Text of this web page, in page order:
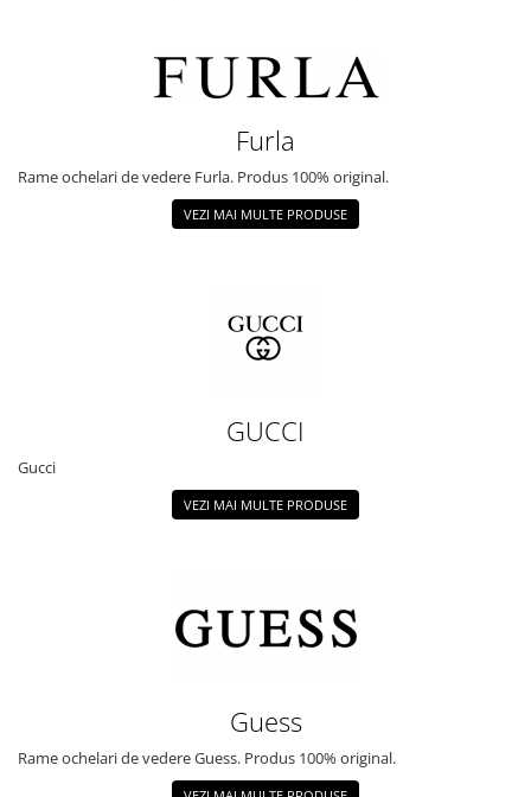
Furla
Rame ochelari de vedere Furla. Produs 100% original.
VEZI MAI MULTE PRODUSE
GUCCI
Gucci
VEZI MAI MULTE PRODUSE
Guess
Rame ochelari de vedere Guess. Produs 100% original.